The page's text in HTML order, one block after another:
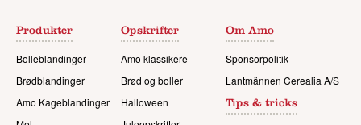
Produkter
Bolleblandinger
Brødblandinger
Amo Kageblandinger
Opskrifter
Amo klassikere
Brød og boller
Halloween
Om Amo
Sponsorpolitik
Lantmännen Cerealia A/S
Tips & tricks